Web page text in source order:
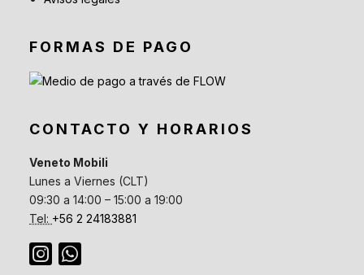
FORMAS DE PAGO
CONTACTO Y HORARIOS
Veneto Mobili
Lunes a Viernes (CLT)
09:30 a 14:00 – 15:00 a 19:00
Tel: +56 2 24183881